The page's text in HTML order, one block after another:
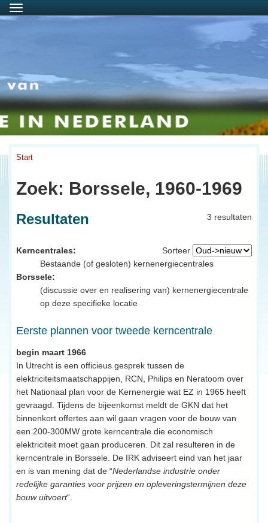
Menu
Start
Zoek: Borssele, 1960-1969
3 resultaten
Resultaten
Sorteer
Kerncentrales:
Bestaande (of gesloten) kernenergiecentrales
Borssele:
(discussie over en realisering van) kernenergiecentrale
op deze specifieke locatie
Eerste plannen voor tweede kerncentrale
begin maart 1966
In Utrecht is een officieus gesprek tussen de
elektriciteitsmaatschappijen, RCN, Philips en Neratoom over
het Nationaal plan voor de Kernenergie wat EZ in 1965 heeft
gevraagd. Tijdens de bijeenkomst meldt de GKN dat het
binnenkort offertes aan wil gaan vragen voor de bouw van
een 200-300MW grote kerncentrale die economisch
elektriciteit moet gaan produceren. Dit zal resulteren in de
kerncentrale in Borssele. De IRK adviseert eind van het jaar
en is van mening dat de “Nederlandse industrie onder
redelijke garanties voor prijzen en opleveringstermijnen deze
bouw uitvoert“.